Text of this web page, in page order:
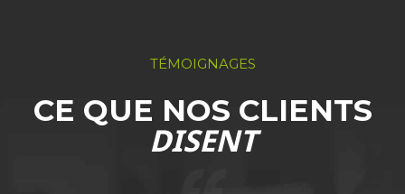
TÉMOIGNAGES
CE QUE NOS CLIENTS
DISENT